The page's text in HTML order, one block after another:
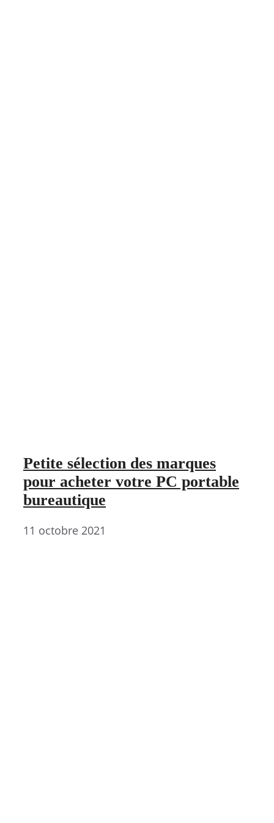
Petite sélection des marques
pour acheter votre PC portable
bureautique
11 octobre 2021